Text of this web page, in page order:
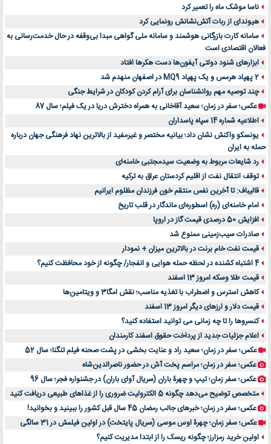
ناسا موشک ماه را تعمیر کرد
هیوندای از ربات آتش‌نشانش رونمایی کرد
سامانه کارت بازرگانی هوشمند و سامانه ملی گواهی مبدا بی‌وقفه در حال خدمت‌رسانی به
فعالان اقتصادی است
ابزارهای شنود دولتی آیفون‌ها دست هکرها افتاد
2 پهپاد هرمس و یک پهپاد MQ9 در اصفهان منهدم شد
چند توصیه مهم روانشناسان برای آرام کردن کودکان در شرایط جنگی
عکس؛ سفر در زمان؛ سعید آقاخانی به همراه دخترش دریا در یک فیلم؛ سال 87
اطلاعیه شماره 14 سپاه پاسداران
یونسکو واکنش نشان داد؛ بیانیه مختصر و غیرمفید از بالاترین نهاد فرهنگی جهان درباره
حمله به ایران
رد شایعات مربوط به وضعیت سیدمجتبی خامنه‌ای
توقف انتقال نفت از اقلیم کردستان عراق به ترکیه
قالیباف: تا آخرین نفس منتقم خون فرزندان مظلوم ایرانیم
امام خامنه‌ای (ره) اسطوره‌ای ماندگار در قلب تاریخ
افزایش 50 درصدی قیمت گاز در اروپا
صادرات سیب‌زمینی ممنوع شد
قیمت نفت خام برنت در بالاترین میزان + نمودار
4 اشتباه کشنده در لحظه حمله هوایی و انفجار/ چگونه از خود محافظت کنیم؟
قیمت طلا وسکه امروز 13 اسفند
کاهش استرس و اضطراب با تغذیه مناسب؛ نقش امگا3 و ویتامین‌ها
قیمت دلار و ارزهای دیگر امروز 13 اسفند
کنسروها را تا چه زمانی می توانید استفاده کنید؟
اعلام جزئیات جدید از پرداخت حقوق اسفند کارمندان
عکس؛ سفر در زمان؛ سعید راد و عنایت بخشی در پشت صحنه فیلم تنگنا؛ سال 52
عکس؛ سفر در زمان؛ مراسم پخت آش در حضور ناصرالدین‌شاه
عکس؛ سفر زمان؛ تیپ و چهرۀ باران (سریال آوای باران) در جشنواره فجر؛ سال 96
متخصص توضیح می‌دهد چگونه 5 الکترولیت ضروری را از غذاهای طبیعی دریافت کنید
عکس؛ سفر در زمان؛ خبرهای جالب رمضان 45 سال قبل کشور را ببینید و بخوانید!
عکس؛ سفر زمان؛ چهرۀ اوس موسی (سریال پایتخت) در اولین فیلمش در 31 سالگی
اولین خرید رمزارز؛ چگونه ریسک را از ابتدا مدیریت کنیم؟